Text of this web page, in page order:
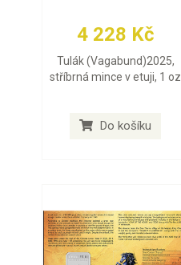
4 228 Kč
Tulák (Vagabund)2025,
stříbrná mince v etuji, 1 oz
Do košíku